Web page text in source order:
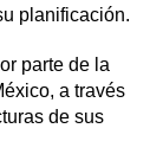
planificación.
parte de la
a través
de sus